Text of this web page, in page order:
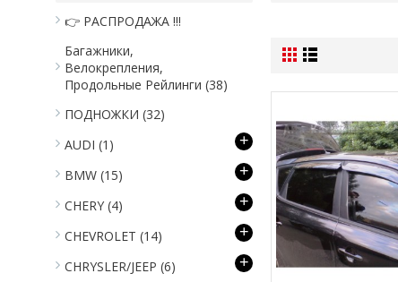
👉 РАСПРОДАЖА !!!
Багажники,
Велокрепления,
Продольные Рейлинги (38)
ПОДНОЖКИ (32)
AUDI (1) +
BMW (15) +
CHERY (4) +
CHEVROLET (14) +
CHRYSLER/JEEP (6) +